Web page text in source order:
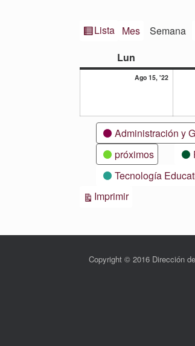
Ver
Lista Mes Semana
Lun
Ago 15, '2215
CategoríasAdministración y
próximos
Tecnología
ImprimirVistas
Copyright © 2016 Dirección